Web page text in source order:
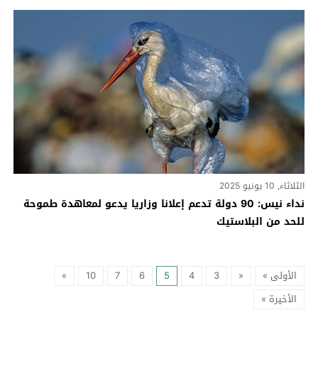
الثلاثاء, 10 يونيو 2025
نداء نيس: 90 دولة تدعم إعلانا وزاريا يدعو لمعاهدة طموحة
للحد من البلاستيك
الأولى » «
3
4
5
6
7
10
»
الأخيرة »